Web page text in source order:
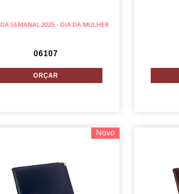
SEMANAL 2025 - DIA DA MULHER
06107
Novo